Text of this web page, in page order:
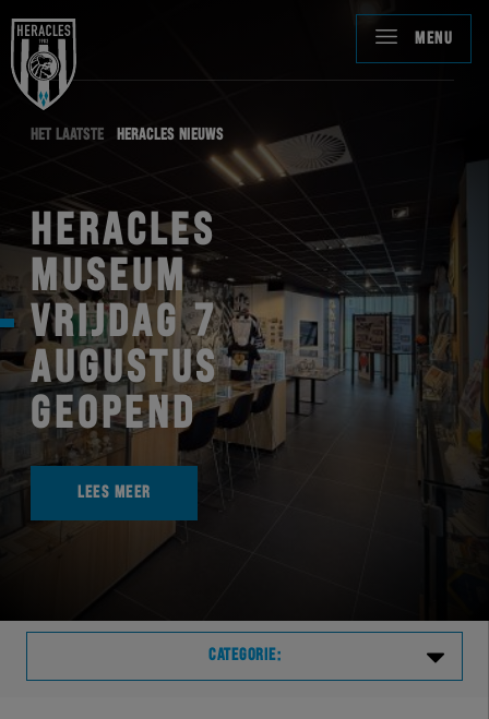
MENU
HET LAATSTE HERACLES NIEUWS
HERACLES
MUSEUM
VRIJDAG 7
AUGUSTUS
GEOPEND
LEES MEER
CATEGORIE: